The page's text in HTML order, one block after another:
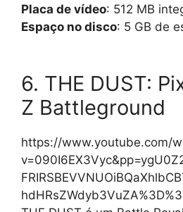
Placa de vídeo: 512 MB
Espaço no disco: 5 GB de
6. THE DUST:
Z Battleground
https://www.youtube.com/